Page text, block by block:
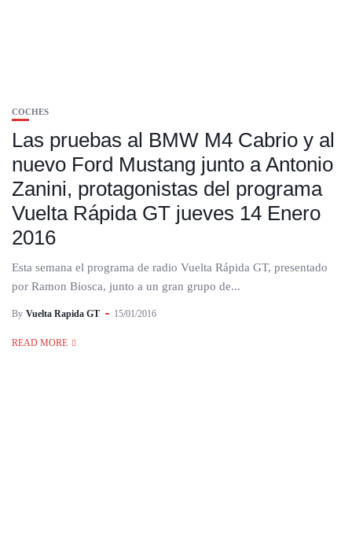
COCHES
Las pruebas al BMW M4 Cabrio y al
nuevo Ford Mustang junto a Antonio
Zanini, protagonistas del programa
Vuelta Rápida GT jueves 14 Enero
2016
Esta semana el programa de radio Vuelta Rápida GT, presentado
por Ramon Biosca, junto a un gran grupo de...
By Vuelta Rapida GT 15/01/2016
READ MORE